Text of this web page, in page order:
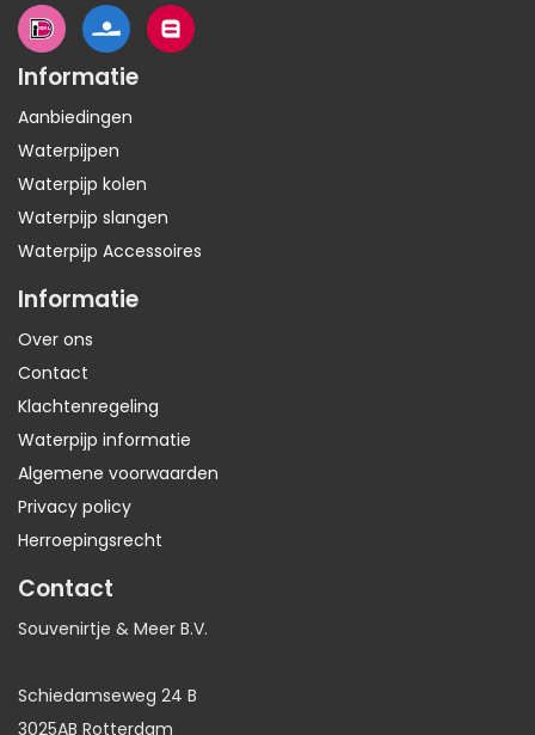
Informatie
Aanbiedingen
Waterpijpen
Waterpijp kolen
Waterpijp slangen
Waterpijp Accessoires
Informatie
Over ons
Contact
Klachtenregeling
Waterpijp informatie
Algemene voorwaarden
Privacy policy
Herroepingsrecht
Contact
Souvenirtje & Meer B.V.
Schiedamseweg 24 B
3025AB Rotterdam